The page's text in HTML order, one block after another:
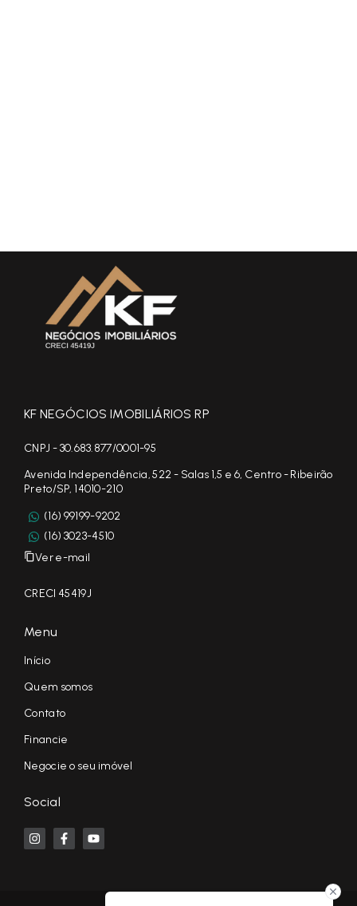
KF NEGÓCIOS IMOBILIÁRIOS RP
CNPJ - 30.683.877/0001-95
Avenida Independência, 522 - Salas 1,5 e 6, Centro - Ribeirão
Preto/SP, 14010-210
(16) 99199-9202
(16) 3023-4510
Ver e-mail
CRECI 45419J
Menu
Início
Quem somos
Contato
Financie
Negocie o seu imóvel
Social